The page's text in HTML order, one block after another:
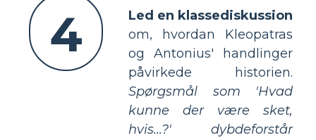
4
Led en klassediskussion
om, hvordan Kleopatras
og Antonius' handlinger
påvirkede historien.
Spørgsmål som 'Hvad
kunne der være sket,
hvis...?' dybdeforstår